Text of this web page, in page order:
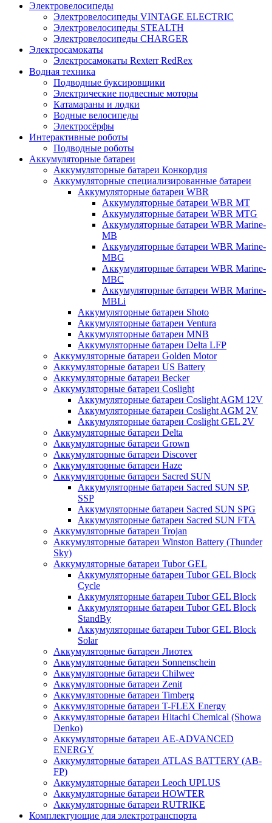
Электровелосипеды
Электровелосипеды VINTAGE ELECTRIC
Электровелосипеды STEALTH
Электровелосипеды CHARGER
Электросамокаты
Электросамокаты Rexterr RedRex
Водная техника
Подводные буксировщики
Электрические подвесные моторы
Катамараны и лодки
Водные велосипеды
Электросёрфы
Интерактивные роботы
Подводные роботы
Аккумуляторные батареи
Аккумуляторные батареи Конкордия
Аккумуляторные специализированные батареи
Аккумуляторные батареи WBR
Аккумуляторные батареи WBR MT
Аккумуляторные батареи WBR MTG
Аккумуляторные батареи WBR Marine-
MB
Аккумуляторные батареи WBR Marine-
MBG
Аккумуляторные батареи WBR Marine-
MBC
Аккумуляторные батареи WBR Marine-
MBLi
Аккумуляторные батареи Shoto
Аккумуляторные батареи Ventura
Аккумуляторные батареи MNB
Аккумуляторные батареи Delta LFP
Аккумуляторные батареи Golden Motor
Аккумуляторные батареи US Battery
Аккумуляторные батареи Becker
Аккумуляторные батареи Coslight
Аккумуляторные батареи Coslight AGM 12V
Аккумуляторные батареи Coslight AGM 2V
Аккумуляторные батареи Coslight GEL 2V
Аккумуляторные батареи Delta
Аккумуляторные батареи Grown
Аккумуляторные батареи Discover
Аккумуляторные батареи Haze
Аккумуляторные батареи Sacred SUN
Аккумуляторные батареи Sacred SUN SP,
SSP
Аккумуляторные батареи Sacred SUN SPG
Аккумуляторные батареи Sacred SUN FTA
Аккумуляторные батареи Trojan
Аккумуляторные батареи Winston Battery (Thunder
Sky)
Аккумуляторные батареи Tubor GEL
Аккумуляторные батареи Tubor GEL Block
Cycle
Аккумуляторные батареи Tubor GEL Block
Аккумуляторные батареи Tubor GEL Block
StandBy
Аккумуляторные батареи Tubor GEL Block
Solar
Аккумуляторные батареи Лиотех
Аккумуляторные батареи Sonnenschein
Аккумуляторные батареи Chilwee
Аккумуляторные батареи Zenit
Аккумуляторные батареи Timberg
Аккумуляторные батареи T-FLEX Energy
Аккумуляторные батареи Hitachi Chemical (Showa
Denko)
Аккумуляторные батареи АЕ-ADVANCED
ENERGY
Аккумуляторные батареи ATLAS BATTERY (AB-
FP)
Аккумуляторные батареи Leoch UPLUS
Аккумуляторные батареи HOWTER
Аккумуляторные батареи RUTRIKE
Комплектующие для электротранспорта